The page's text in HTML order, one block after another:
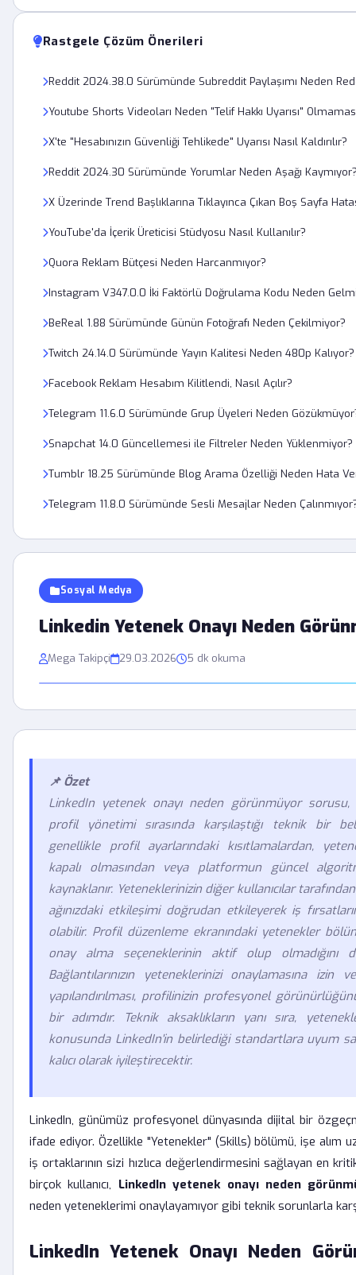
Sosyal Medya
Linkedin Yetenek Onayı Neden
Mega Takipçi 29.03.2026 5 dk okuma
📌 Özet
LinkedIn yetenek onayı neden görünmüyor
profil yönetimi sırasında karşılaştığı teknik bir
genellikle profil ayarlarındaki kısıtlamalardan,
kapalı olmasından veya platformun güncel
kaynaklanır. Yeteneklerinizin diğer kullanıcılar
ağınızdaki etkileşimi doğrudan etkileyerek iş
olabilir. Profil düzenleme ekranındaki yetenekler
onay alma seçeneklerinin aktif olup olmadığını
Bağlantılarınızın yeteneklerinizi onaylamasına izin
yapılandırılması, profilinizin profesyonel
bir adımdır. Teknik aksaklıkların yanı sıra,
konusunda LinkedIn'in belirlediği standartlara uyum
kalıcı olarak iyileştirecektir.
LinkedIn, günümüz profesyonel dünyasında dijital bir
ifade ediyor. Özellikle "Yetenekler" (Skills) bölümü, işe alım
iş ortaklarının sizi hızlıca değerlendirmesini sağlayan en
birçok kullanıcı, LinkedIn yetenek onayı neden
neden yeteneklerimi onaylayamıyor gibi teknik sorunlarla
LinkedIn Yetenek Onayı Neden
Rastgele Çözüm Önerileri
Reddit 2024.38.0 Sürümünde Subreddit Paylaşımı Neden
Youtube Shorts Videoları Neden "Telif Hakkı Uyarısı"
X'te "Hesabınızın Güvenliği Tehlikede" Uyarısı Nasıl Kaldırılır?
Reddit 2024.30 Sürümünde Yorumlar Neden Aşağı
X Üzerinde Trend Başlıklarına Tıklayınca Çıkan Boş Sayfa
YouTube'da İçerik Üreticisi Stüdyosu Nasıl Kullanılır?
Quora Reklam Bütçesi Neden Harcanmıyor?
Instagram V347.0.0 İki Faktörlü Doğrulama Kodu Neden
BeReal 1.88 Sürümünde Günün Fotoğrafı Neden Çekilmiyor?
Twitch 24.14.0 Sürümünde Yayın Kalitesi Neden 480p Kalıyor?
Facebook Reklam Hesabım Kilitlendi, Nasıl Açılır?
Telegram 11.6.0 Sürümünde Grup Üyeleri Neden
Snapchat 14.0 Güncellemesi ile Filtreler Neden Yüklenmiyor?
Tumblr 18.25 Sürümünde Blog Arama Özelliği Neden Hata
Telegram 11.8.0 Sürümünde Sesli Mesajlar Neden